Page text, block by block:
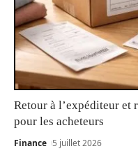
Retour à l’expéditeur et
pour les acheteurs
Finance 5 juillet 2026